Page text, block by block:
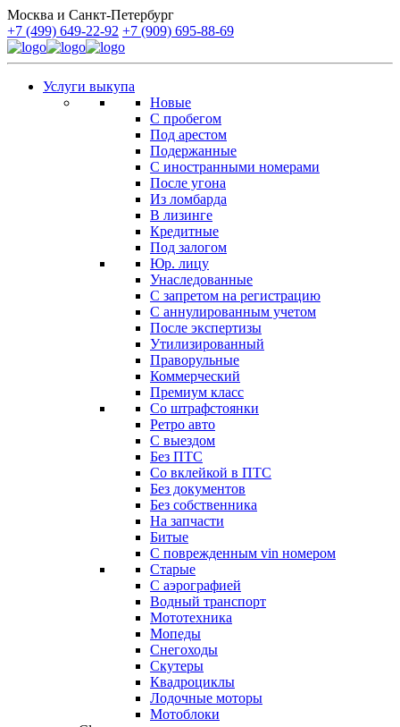
Москва и Санкт-Петербург
+7 (499) 649-22-92 +7 (909) 695-88-69
Услуги выкупа
Новые
С пробегом
Под арестом
Подержанные
С иностранными номерами
После угона
Из ломбарда
В лизинге
Кредитные
Под залогом
Юр. лицу
Унаследованные
С запретом на регистрацию
С аннулированным учетом
После экспертизы
Утилизированный
Праворульные
Коммерческий
Премиум класс
Со штрафстоянки
Ретро авто
С выездом
Без ПТС
Со вклейкой в ПТС
Без документов
Без собственника
На запчасти
Битые
С поврежденным vin номером
Старые
С аэрографией
Водный транспорт
Мототехника
Мопеды
Снегоходы
Скутеры
Квадроциклы
Лодочные моторы
Мотоблоки